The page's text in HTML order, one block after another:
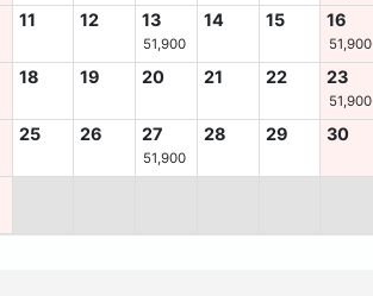
11 12 13
51,900
14 15 16
51,900
18 19 20 21 22 23
51,900
25 26 27
51,900
28 29 30